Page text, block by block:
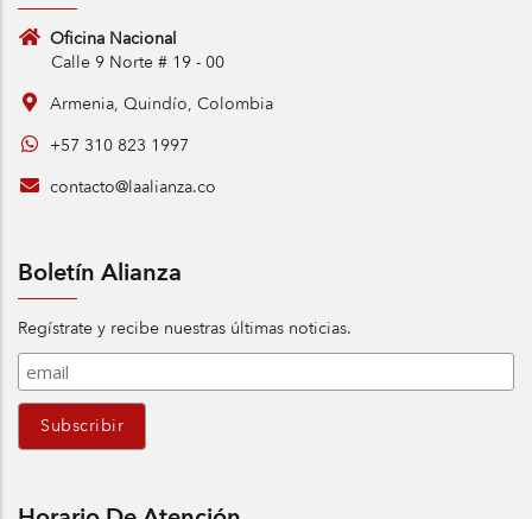
Oficina Nacional
Calle 9 Norte # 19 - 00
Armenia, Quindío, Colombia
+57 310 823 1997
contacto@laalianza.co
Boletín Alianza
Regístrate y recibe nuestras últimas noticias.